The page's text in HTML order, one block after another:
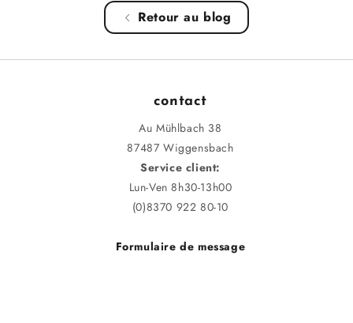
Retour au blog
contact
Au Mühlbach 38
87487 Wiggensbach
Service client:
Lun-Ven 8h30-13h00
(0)8370 922 80-10
Formulaire de message